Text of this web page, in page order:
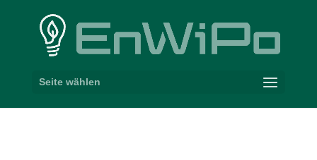
Seite wählen